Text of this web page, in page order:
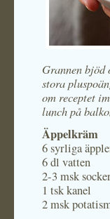
Grannen bjöd
stora
om receptet
lunch på
Äppelkräm
6 syrliga
6 dl vatten
2-3 msk
1 tsk kanel
2 msk